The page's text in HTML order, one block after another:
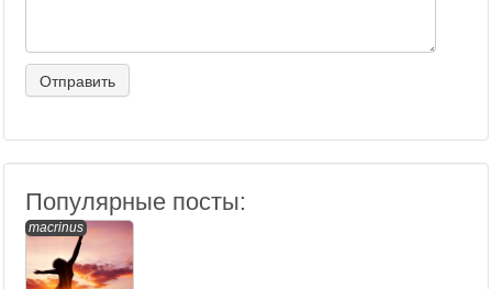
Популярные посты:
macrinus